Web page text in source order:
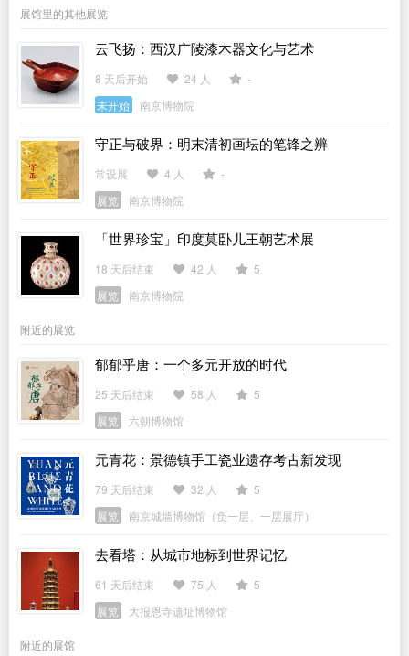
展馆里的其他展览
云飞扬：西汉广陵漆木器文化与艺术
8 天后开始 24 人
-
未开始
南京博物院
守正与破界：明末清初画坛的笔锋之辨
常设展 4 人
-
展览
南京博物院
「世界珍宝」印度莫卧儿王朝艺术展
18 天后结束 42 人
5
展览
南京博物院
附近的展览
郁郁乎唐：一个多元开放的时代
25 天后结束 58 人
5
展览
六朝博物馆
元青花：景德镇手工瓷业遗存考古新发现
79 天后结束 32 人
5
展览
南京城墙博物馆（负一层、一层展厅）
去看塔：从城市地标到世界记忆
61 天后结束 75 人
5
展览
大报恩寺遗址博物馆
附近的展馆